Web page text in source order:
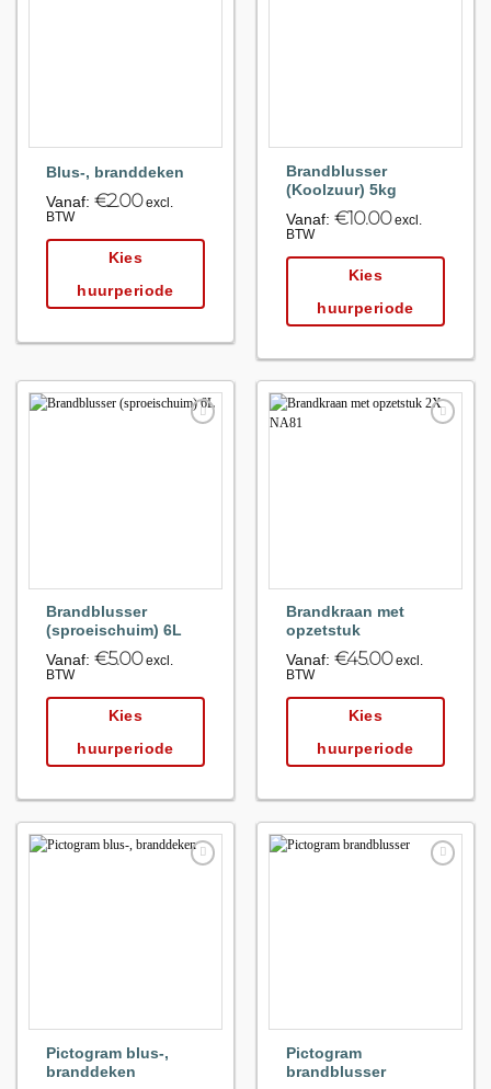
Blus-, branddeken
Vanaf:€2.00excl.
BTW
Kies
huurperiode
Brandblusser
(Koolzuur) 5kg
Vanaf:€10.00excl.
BTW
Kies
huurperiode
Brandblusser
(sproeischuim) 6L
Vanaf:€5.00excl.
BTW
Kies
huurperiode
Brandkraan met
opzetstuk
Vanaf:€45.00excl.
BTW
Kies
huurperiode
Pictogram blus-,
branddeken
Pictogram
brandblusser